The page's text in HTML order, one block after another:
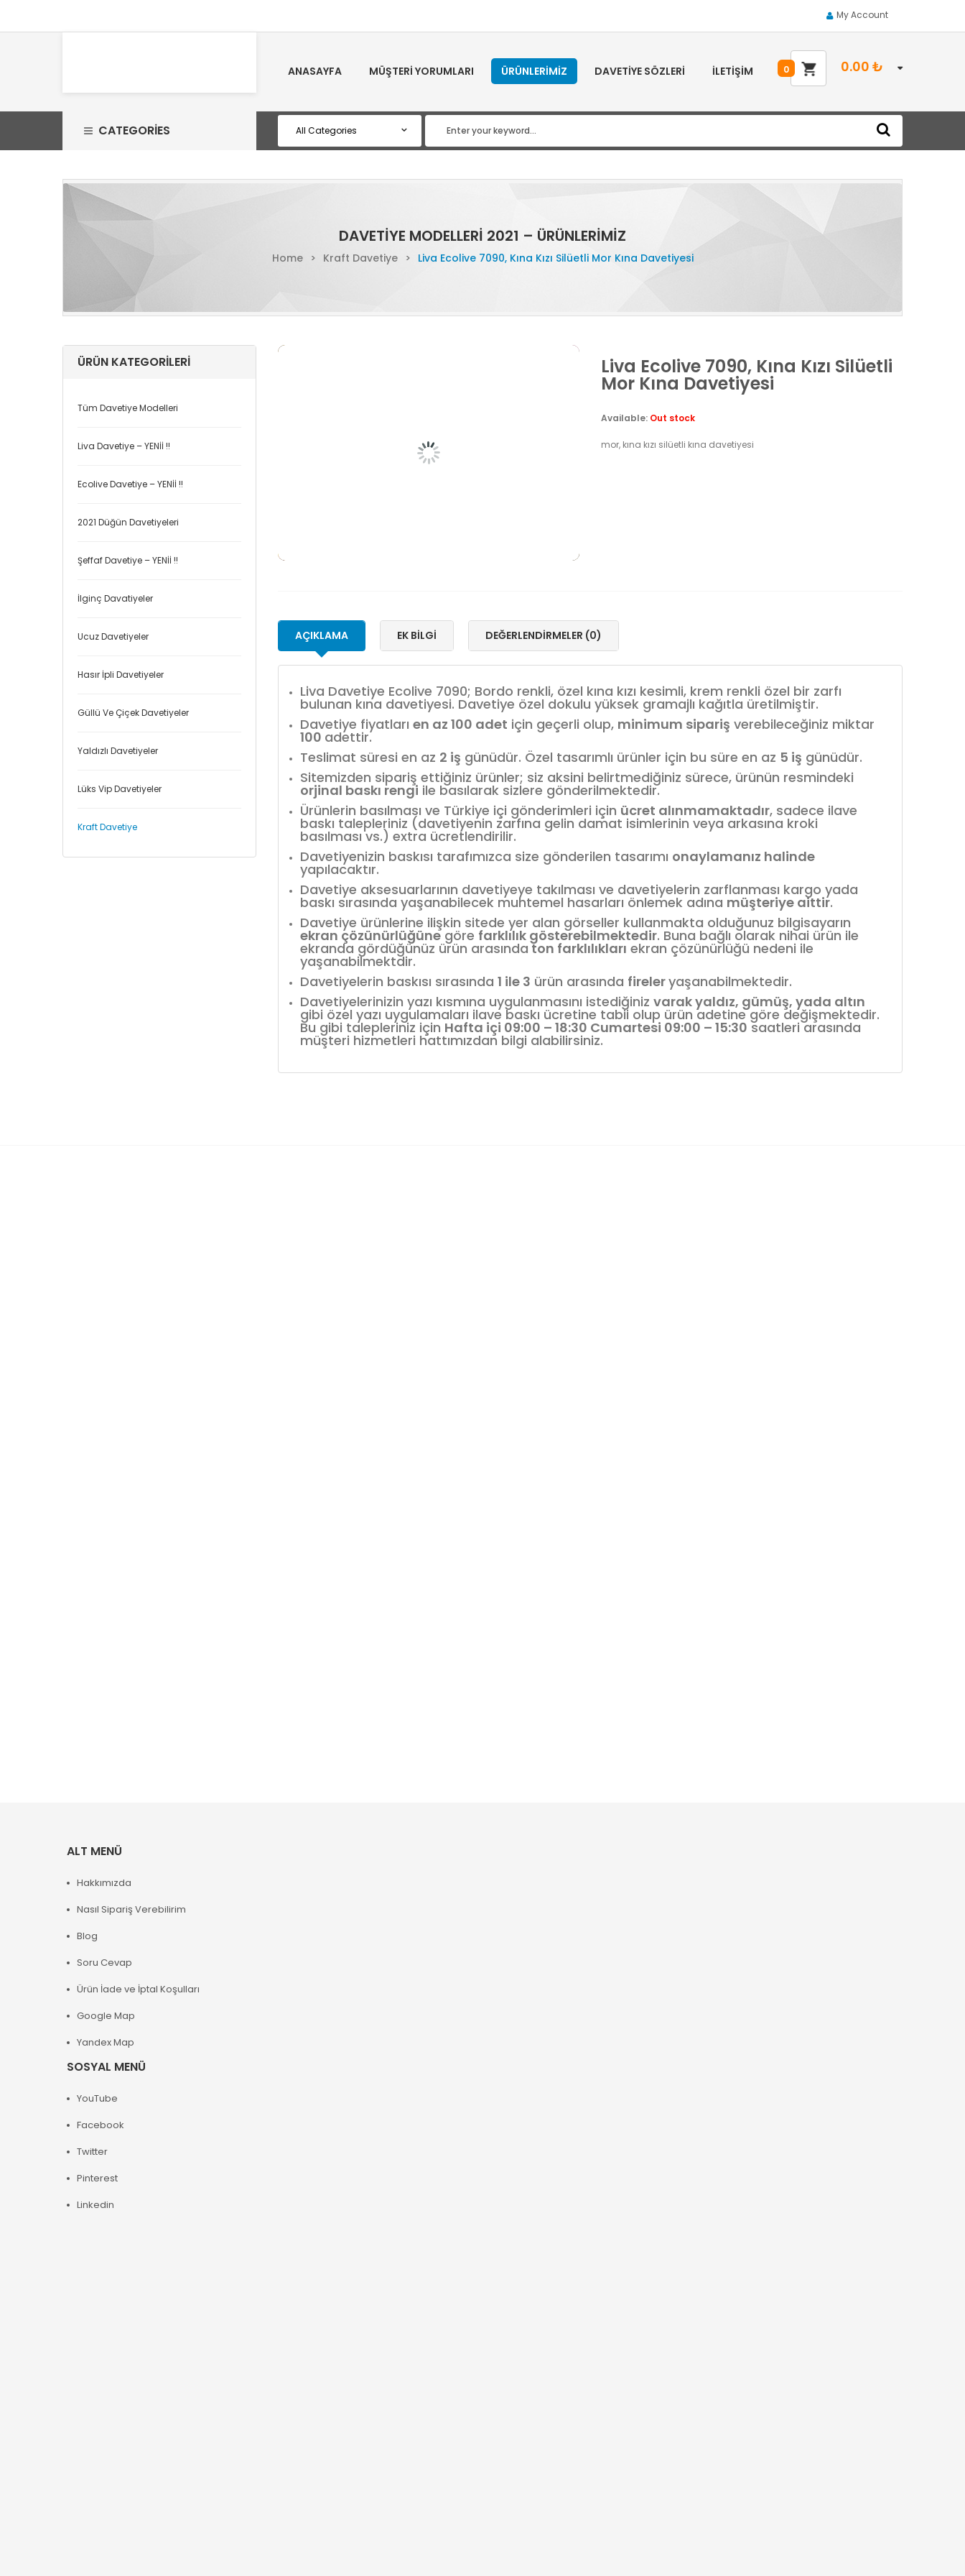
My Account
ANASAYFA MÜŞTERI YORUMLARI ÜRÜNLERIMIZ DAVETIYE SÖZLERI İLETIŞIM 0.00 ₺
0
CATEGORIES
DAVETIYE MODELLERI 2021 – ÜRÜNLERIMIZ
Home > Kraft Davetiye > Liva Ecolive 7090, Kına Kızı Silüetli Mor Kına Davetiyesi
ÜRÜN KATEGORILERI
Tüm Davetiye Modelleri
Liva Davetiye – YENİİ !!
Ecolive Davetiye – YENİİ !!
2021 Düğün Davetiyeleri
Şeffaf Davetiye – YENİİ !!
İlginç Davatiyeler
Ucuz Davetiyeler
Hasır İpli Davetiyeler
Güllü Ve Çiçek Davetiyeler
Yaldızlı Davetiyeler
Lüks Vip Davetiyeler
Kraft Davetiye
Liva Ecolive 7090, Kına Kızı Silüetli
Mor Kına Davetiyesi
Available: Out stock
mor, kına kızı silüetli kına davetiyesi
AÇIKLAMA EK BILGI DEĞERLENDIRMELER (0)
Liva Davetiye Ecolive 7090; Bordo renkli, özel kına kızı kesimli, krem renkli özel bir zarfı
bulunan kına davetiyesi. Davetiye özel dokulu yüksek gramajlı kağıtla üretilmiştir.
Davetiye fiyatları en az 100 adet için geçerli olup, minimum sipariş verebileceğiniz miktar
100 adettir.
Teslimat süresi en az 2 iş günüdür. Özel tasarımlı ürünler için bu süre en az 5 iş günüdür.
Sitemizden sipariş ettiğiniz ürünler; siz aksini belirtmediğiniz sürece, ürünün resmindeki
orjinal baskı rengi ile basılarak sizlere gönderilmektedir.
Ürünlerin basılması ve Türkiye içi gönderimleri için ücret alınmamaktadır, sadece ilave
baskı talepleriniz (davetiyenin zarfına gelin damat isimlerinin veya arkasına kroki
basılması vs.) extra ücretlendirilir.
Davetiyenizin baskısı tarafımızca size gönderilen tasarımı onaylamanız halinde
yapılacaktır.
Davetiye aksesuarlarının davetiyeye takılması ve davetiyelerin zarflanması kargo yada
baskı sırasında yaşanabilecek muhtemel hasarları önlemek adına müşteriye aittir.
Davetiye ürünlerine ilişkin sitede yer alan görseller kullanmakta olduğunuz bilgisayarın
ekran çözünürlüğünegöre farklılık gösterebilmektedir. Buna bağlı olarak nihai ürün ile
ekranda gördüğünüz ürün arasındaton farklılıkları ekran çözünürlüğü nedeni ile
yaşanabilmektdir.
Davetiyelerin baskısı sırasında 1 ile 3 ürün arasında fireleryaşanabilmektedir.
Davetiyelerinizin yazı kısmına uygulanmasını istediğiniz varak yaldız, gümüş, yada altın
gibi özel yazı uygulamaları ilave baskı ücretine tabii olup ürün adetine göre değişmektedir.
Bu gibi talepleriniz için Hafta içi 09:00 – 18:30 Cumartesi 09:00 – 15:30 saatleri arasında
müşteri hizmetleri hattımızdan bilgi alabilirsiniz.
ALT MENÜ
Hakkımızda
Nasıl Sipariş Verebilirim
Blog
Soru Cevap
Ürün İade ve İptal Koşulları
Google Map
Yandex Map
SOSYAL MENÜ
YouTube
Facebook
Twitter
Pinterest
Linkedin